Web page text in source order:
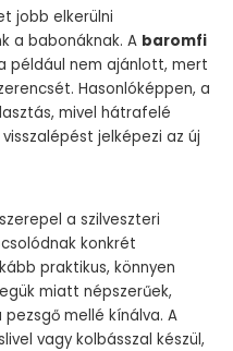
jobb elkerülni
a babonáknak. A baromfi
például nem ajánlott, mert
Hasonlóképpen, a
mivel hátrafelé
jelképezi az új
a szilveszteri
konkrét
praktikus, könnyen
miatt népszerűek,
mellé kínálva. A
vagy kolbásszal készül,